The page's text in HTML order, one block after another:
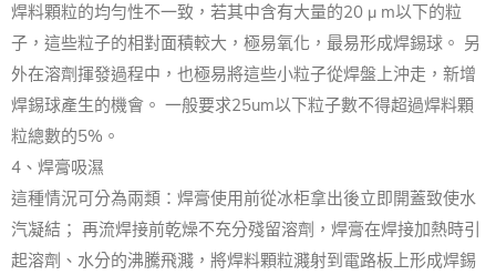
焊料顆粒的均勻性不一致，若其中含有大量的20 μ m以下的粒
子，這些粒子的相對面積較大，極易氧化，最易形成焊錫球。 另
外在溶劑揮發過程中，也極易將這些小粒子從焊盤上沖走，新增
焊錫球產生的機會。 一般要求25um以下粒子數不得超過焊料顆
粒總數的5%。
4、焊膏吸濕
這種情況可分為兩類：焊膏使用前從冰柜拿出後立即開蓋致使水
汽凝結； 再流焊接前乾燥不充分殘留溶劑，焊膏在焊接加熱時引
起溶劑、水分的沸騰飛濺，將焊料顆粒濺射到電路板上形成焊錫